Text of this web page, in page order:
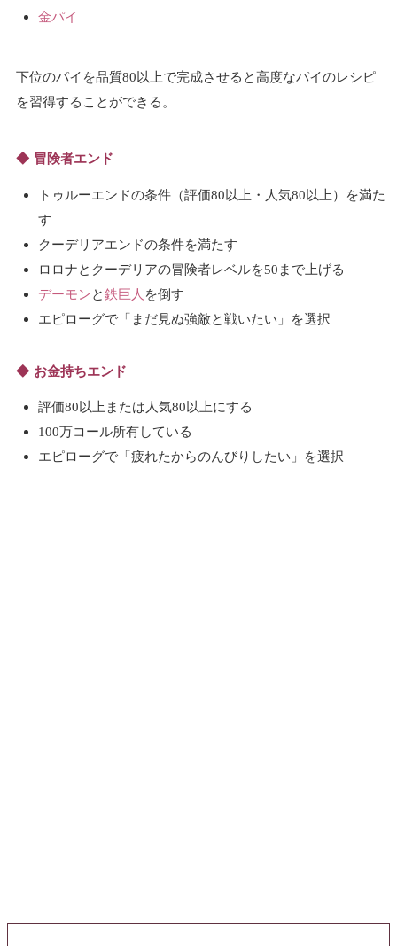
金パイ
下位のパイを品質80以上で完成させると高度なパイのレシピ
を習得することができる。
冒険者エンド
トゥルーエンドの条件（評価80以上・人気80以上）を満た
す
クーデリアエンドの条件を満たす
ロロナとクーデリアの冒険者レベルを50まで上げる
デーモンと鉄巨人 を倒す
エピローグで「まだ見ぬ強敵と戦いたい」を選択
お金持ちエンド
評価80以上または人気80以上にする
100万コール所有している
エピローグで「疲れたからのんびりしたい」を選択